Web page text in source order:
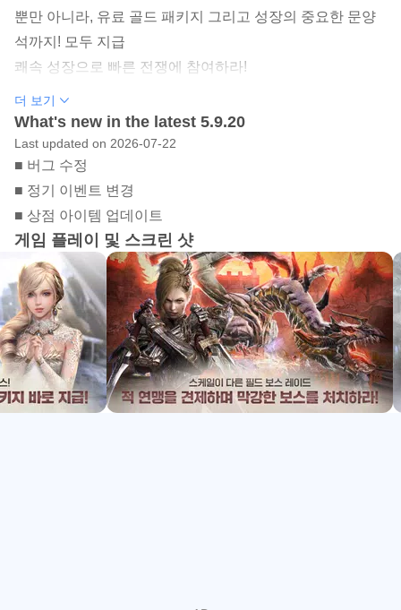
뿐만 아니라, 유료 골드 패키지 그리고 성장의 중요한 문양
석까지! 모두 지급
쾌속 성장으로 빠른 전쟁에 참여하라!
▶ 뺏고 뺏기는 전쟁! 애들 장난 같은 PK는 가라! 전쟁터 클
라스의 떼쟁!
유저 설문조사 결과, 탈리온에서 제일 재미있는 콘텐츠로 뽑
힌 점령전과 PK!
연맹, 길드 간 치열한 복수와 혈투극, 진정한 MMORPG의
맛은 탈리온에서 경험하라.
▶ 필드 레이드 클라스도 정상급!
연맹과 연합하여 막강한 보상을 쟁취하라!
치열한 레이드 전투 속에 단결되는 길드!
전략적인 컨트롤로 보스들을 공략하라!
▶ 무궁무진한 코스튬으로 만드는 나만의 매력적인 캐릭터!
꾸미는 맛이 있는 MMORPG 탈리온!
더 보기
What's new in the latest 5.9.20
Last updated on 2026-07-22
■ 버그 수정
■ 정기 이벤트 변경
■ 상점 아이템 업데이트
게임 플레이 및 스크린 샷